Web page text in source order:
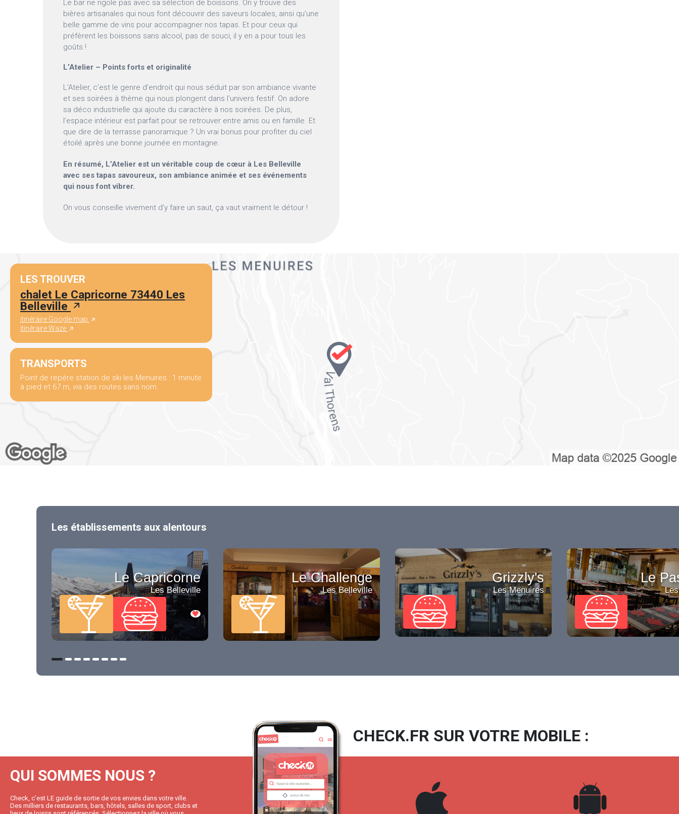
Le bar ne rigole pas avec sa sélection de boissons. On y trouve des
bières artisanales qui nous font découvrir des saveurs locales, ainsi qu’une
belle gamme de vins pour accompagner nos tapas. Et pour ceux qui
préfèrent les boissons sans alcool, pas de souci, il y en a pour tous les
goûts !
L’Atelier – Points forts et originalité
L’Atelier, c’est le genre d’endroit qui nous séduit par son ambiance vivante
et ses soirées à thème qui nous plongent dans l’univers festif. On adore
sa déco industrielle qui ajoute du caractère à nos soirées. De plus,
l’espace intérieur est parfait pour se retrouver entre amis ou en famille. Et
que dire de la terrasse panoramique ? Un vrai bonus pour profiter du ciel
étoilé après une bonne journée en montagne.
En résumé, L’Atelier est un véritable coup de cœur à Les Belleville
avec ses tapas savoureux, son ambiance animée et ses événements
qui nous font vibrer.
On vous conseille vivement d’y faire un saut, ça vaut vraiment le détour !
LES TROUVER
chalet Le Capricorne 73440 Les
Belleville
itinéraire Google map
itinéraire Waze
TRANSPORTS
Point de repère station de ski les Menuires : 1 minute
à pied et 67 m, via des routes sans nom.
Les établissements aux alentours
Le Capricorne
Les Belleville
Le Challenge
Les Belleville
Grizzly's
Les Menuires
Le
QUI SOMMES NOUS ?
Check, c’est LE guide de sortie de vos envies dans votre ville.
Des milliers de restaurants, bars, hôtels, salles de sport, clubs et
CHECK.FR SUR VOTRE MOBILE :